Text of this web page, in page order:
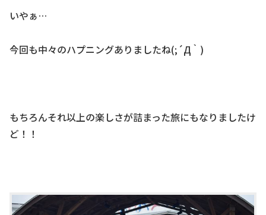
いやぁ…
今回も中々のハプニングありましたね(;´Д｀)
もちろんそれ以上の楽しさが詰まった旅にもなりましたけ
ど！！